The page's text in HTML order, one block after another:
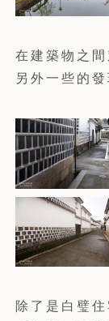
在建築物之
另外一些的發
除了是白璧